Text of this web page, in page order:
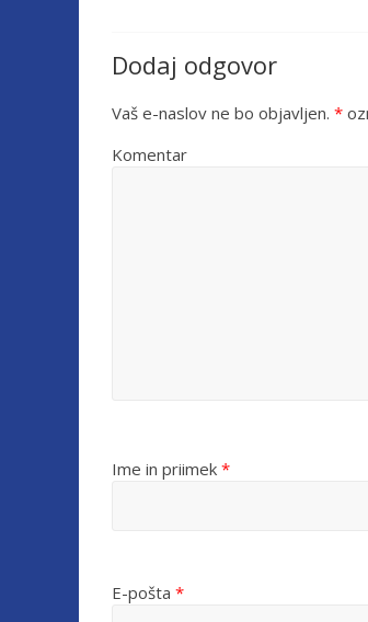
Dodaj odgovor
Vaš e-naslov ne bo objavljen. *
Komentar
Ime in priimek *
E-pošta *